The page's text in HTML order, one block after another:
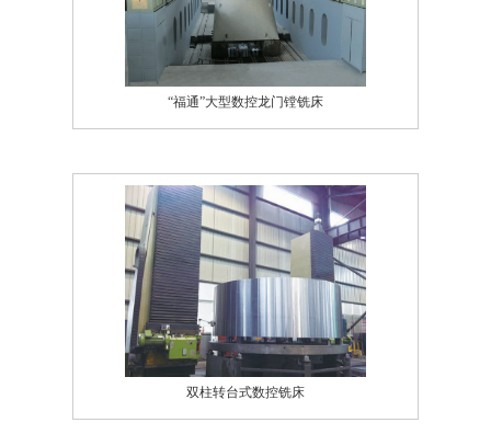
“福通”大型数控龙门镗铣床
双柱转台式数控铣床